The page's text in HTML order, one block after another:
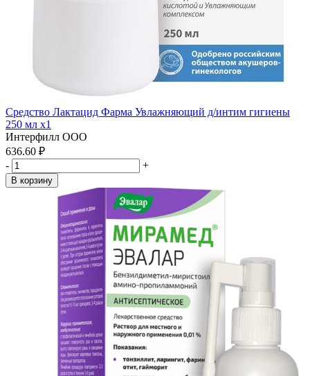
Средство Лактацид Фарма Увлажняющий д/интим гигиены
250 мл x1
Интерфилл ООО
636.60 ₽
-
+
В корзину